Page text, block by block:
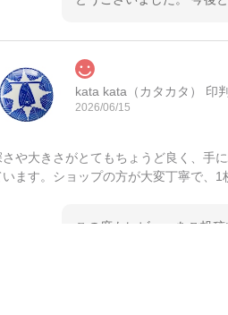
kata kata（カタカタ） 印
2026/06/15
さや大きさがとてもちょうど良く、手
います。ショップの方が大変丁寧で、
この度もレビューをご投